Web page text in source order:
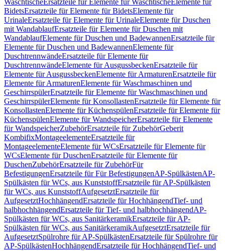
WaschtischeErsatzteile für Elemente für WaschtischeElemente für
BidetsErsatzteile für Elemente für BidetsElemente für
UrinaleErsatzteile für Elemente für UrinaleElemente für Duschen
mit WandablaufErsatzteile für Elemente für Duschen mit
WandablaufElemente für Duschen und BadewannenErsatzteile für
Elemente für Duschen und BadewannenElemente für
DuschtrennwändeErsatzteile für Elemente für
DuschtrennwändeElemente für AusgussbeckenErsatzteile für
Elemente für AusgussbeckenElemente für ArmaturenErsatzteile für
Elemente für ArmaturenElemente für Waschmaschinen und
GeschirrspülerErsatzteile für Elemente für Waschmaschinen und
GeschirrspülerElemente für KonsollastenErsatzteile für Elemente für
KonsollastenElemente für KüchenspülenErsatzteile für Elemente für
KüchenspülenElemente für WandspeicherErsatzteile für Elemente
für WandspeicherZubehörErsatzteile für ZubehörGeberit
KombifixMontageelementeErsatzteile für
MontageelementeElemente für WCsErsatzteile für Elemente für
WCsElemente für DuschenErsatzteile für Elemente für
DuschenZubehörErsatzteile für ZubehörFür
BefestigungenErsatzteile für Für BefestigungenAP-SpülkästenAP-
Spülkästen für WCs, aus KunststoffErsatzteile für AP-Spülkästen
für WCs, aus KunststoffAufgesetztErsatzteile für
AufgesetztHochhängendErsatzteile für HochhängendTief- und
halbhochhängendErsatzteile für Tief- und halbhochhängendAP-
Spülkästen für WCs, aus SanitärkeramikErsatzteile für AP-
Spülkästen für WCs, aus SanitärkeramikAufgesetztErsatzteile für
AufgesetztSpülrohre für AP-SpülkästenErsatzteile für Spülrohre für
AP-SpülkästenHochhängendErsatzteile für HochhängendTief- und